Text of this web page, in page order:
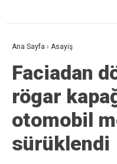
Ana Sayfa › Asayiş
Faciadan
rögar
otomobil
sürüklendi